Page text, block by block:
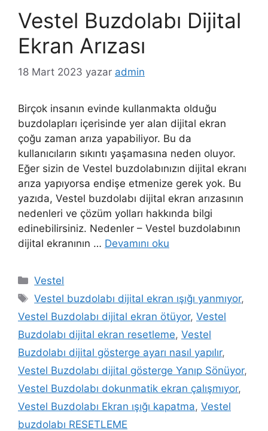
Vestel Buzdolabı Dijital
Ekran Arızası
18 Mart 2023 yazar admin
Birçok insanın evinde kullanmakta olduğu
buzdolapları içerisinde yer alan dijital ekran
çoğu zaman arıza yapabiliyor. Bu da
kullanıcıların sıkıntı yaşamasına neden oluyor.
Eğer sizin de Vestel buzdolabınızın dijital ekranı
arıza yapıyorsa endişe etmenize gerek yok. Bu
yazıda, Vestel buzdolabı dijital ekran arızasının
nedenleri ve çözüm yolları hakkında bilgi
edinebilirsiniz. Nedenler – Vestel buzdolabının
dijital ekranının … Devamını oku
Kategoriler
Vestel
Etiketler
Vestel buzdolabı dijital ekran ışığı yanmıyor,
Vestel Buzdolabı dijital ekran ötüyor, Vestel
Buzdolabı dijital ekran resetleme, Vestel
Buzdolabı dijital gösterge ayarı nasıl yapılır,
Vestel Buzdolabı dijital gösterge Yanıp Sönüyor,
Vestel Buzdolabı dokunmatik ekran çalışmıyor,
Vestel Buzdolabı Ekran ışığı kapatma, Vestel
buzdolabı RESETLEME